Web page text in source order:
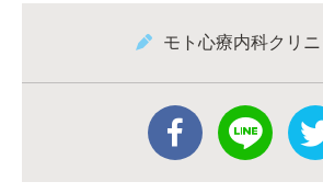
モト心療内科クリニ